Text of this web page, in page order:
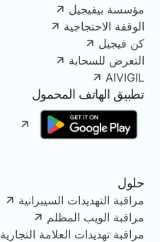
مؤسسة بيفيجيل
الوقفة الاحتجاجية
كن فيجيل
التعرض للسحابة
AIVIGIL
تطبيق الهاتف المحمول
حلول
مراقبة التهديدات السيبرانية
مراقبة الويب المظلم
مراقبة تهديدات العلامة التجارية